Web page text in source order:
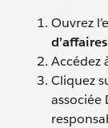
Ouvrez
Accédez
Cliquez
associée